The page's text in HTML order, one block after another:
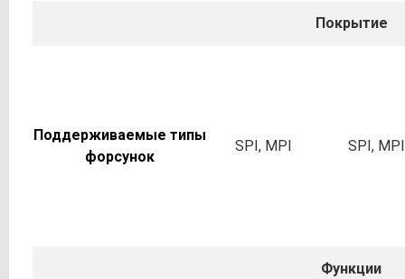
Покрытие
Поддерживаемые типы
форсунок
SPI, MPI SPI, MPI
Функции